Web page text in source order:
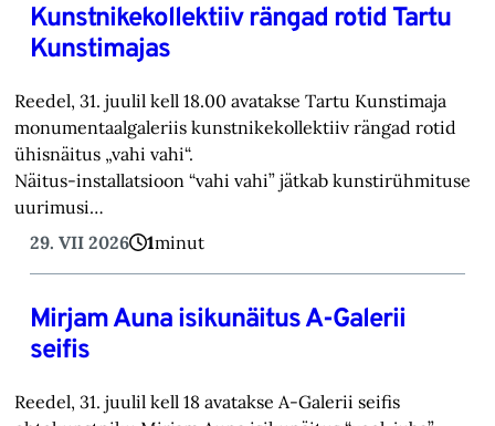
Kunstnikekollektiiv rängad rotid Tartu
Kunstimajas
Reedel, 31. juulil kell 18.00 avatakse Tartu Kunstimaja
monumentaalgaleriis kunstnikekollektiiv rängad rotid
ühisnäitus „vahi vahi“.
Näitus-installatsioon “vahi vahi” jätkab kunstirühmituse
uurimusi…
29. VII 2026
1minut
Mirjam Auna isikunäitus A-Galerii
seifis
Reedel, 31. juulil kell 18 avatakse A-Galerii seifis